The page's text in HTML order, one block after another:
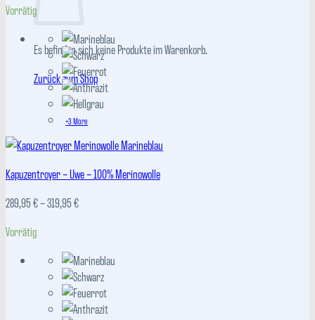
Es befinden sich keine Produkte im Warenkorb.
Zurück zum Shop
Vorrätig
+3 More
Kapuzentroyer – Uwe – 100% Merinowolle
289,95€–319,95€Preisspanne:
Vorrätig